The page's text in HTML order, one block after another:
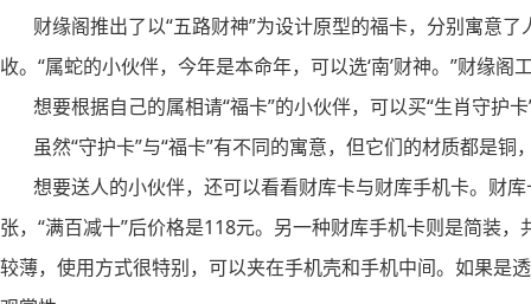
财缘阁推出了以“五路财神”为设计原型的福卡，分别寓意了
收。“属蛇的小伙伴，今年是本命年，可以选‘南’财神。”财缘阁
想要根据自己的属相请“福卡”的小伙伴，可以买“生肖守护
虽然“守护卡”与“福卡”有不同的寓意，但它们的材质都是铜
想要送人的小伙伴，还可以看看财库卡与财库手机卡。财
张，“满百减十”后价格是118元。另一种财库手机卡则是简装
较薄，使用方式很特别，可以夹在手机壳和手机中间。如果是